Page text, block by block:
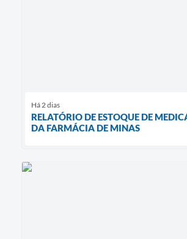
Há 2 dias
RELATÓRIO DE ESTOQUE DE
DA FARMÁCIA DE MINAS